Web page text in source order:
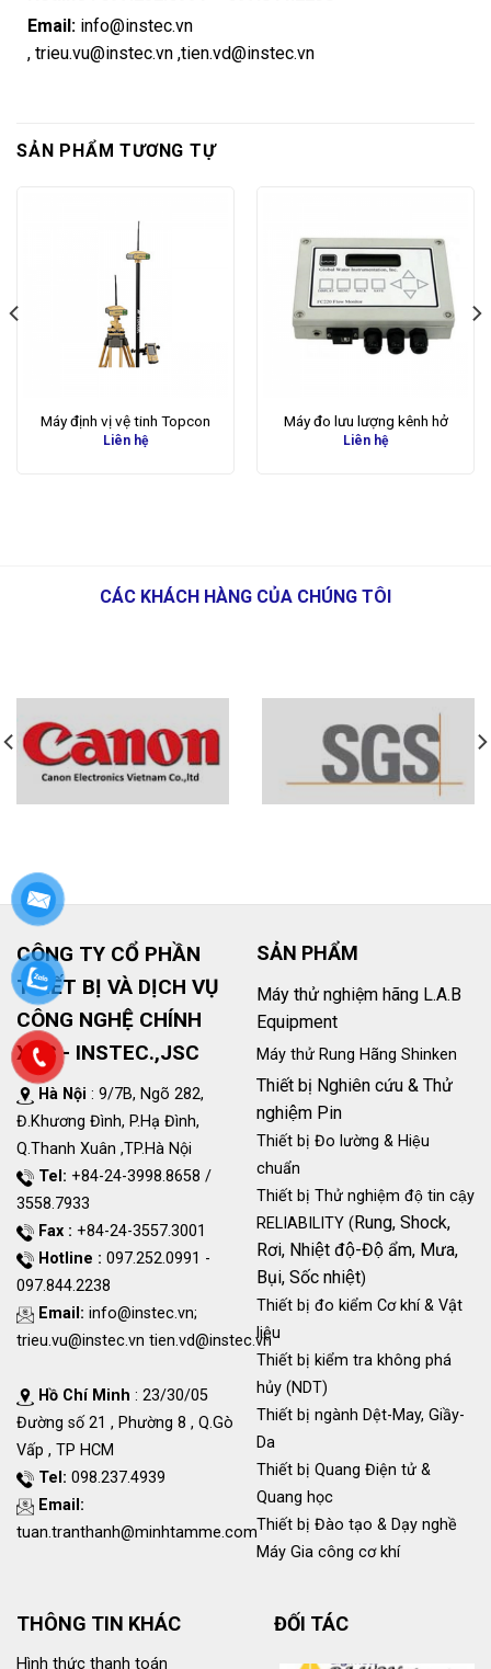
Email: info@instec.vn
, trieu.vu@instec.vn ,tien.vd@instec.vn
SẢN PHẨM TƯƠNG TỰ
Máy định vị vệ tinh Topcon
Liên hệ
Máy đo lưu lượng kênh hở
Liên hệ
CÁC KHÁCH HÀNG CỦA CHÚNG TÔI
CÔNG TY CỔ PHẦN
THIẾT BỊ VÀ DỊCH VỤ
CÔNG NGHỆ CHÍNH
XÁC - INSTEC.,JSC
Hà Nội : 9/7B, Ngõ 282,
Đ.Khương Đình, P.Hạ Đình,
Q.Thanh Xuân ,TP.Hà Nội
Tel: +84-24-3998.8658 /
3558.7933
Fax : +84-24-3557.3001
Hotline : 097.252.0991 -
097.844.2238
Email: info@instec.vn;
trieu.vu@instec.vn tien.vd@instec.vn
Hồ Chí Minh : 23/30/05
Đường số 21 , Phường 8 , Q.Gò
Vấp , TP HCM
Tel: 098.237.4939
Email:
tuan.tranthanh@minhtamme.com
SẢN PHẨM
Máy thử nghiệm hãng L.A.B
Equipment
Máy thử Rung Hãng Shinken
Thiết bị Nghiên cứu & Thử
nghiệm Pin
Thiết bị Đo lường & Hiệu
chuẩn
Thiết bị Thử nghiệm độ tin cậy
RELIABILITY (Rung, Shock,
Rơi, Nhiệt độ-Độ ẩm, Mưa,
Bụi, Sốc nhiệt)
Thiết bị đo kiểm Cơ khí & Vật
liệu
Thiết bị kiểm tra không phá
hủy (NDT)
Thiết bị ngành Dệt-May, Giầy-
Da
Thiết bị Quang Điện tử &
Quang học
Thiết bị Đào tạo & Dạy nghề
Máy Gia công cơ khí
THÔNG TIN KHÁC
Hình thức thanh toán
ĐỐI TÁC